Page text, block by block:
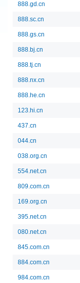
888.gd.cn
888.sc.cn
888.gs.cn
888.bj.cn
888.tj.cn
888.nx.cn
888.he.cn
123.hi.cn
437.cn
044.cn
038.org.cn
554.net.cn
809.com.cn
169.org.cn
395.net.cn
080.net.cn
845.com.cn
884.com.cn
984.com.cn